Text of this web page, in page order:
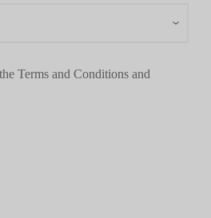
Terms and Conditions and